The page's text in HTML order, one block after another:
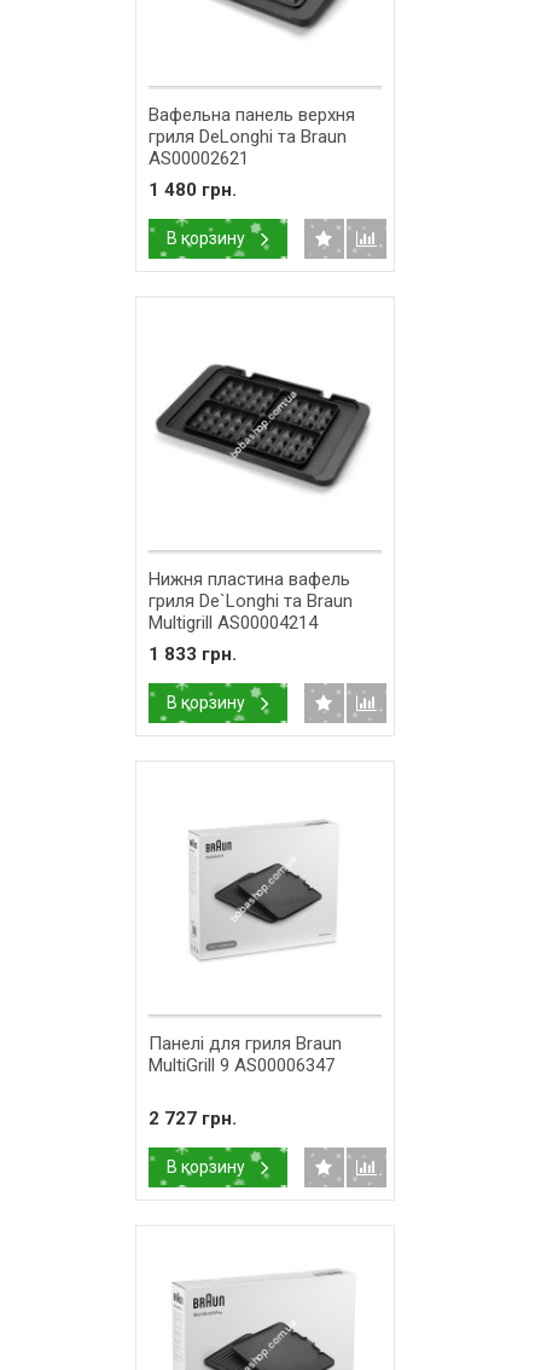
Вафельна панель верхня
гриля DeLonghi та Braun
AS00002621
1 480 грн.
В корзину
Нижня пластина вафель
гриля De`Longhi та Braun
Multigrill AS00004214
1 833 грн.
В корзину
Панелі для гриля Braun
MultiGrill 9 AS00006347
2 727 грн.
В корзину